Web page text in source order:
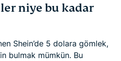
niye bu kadar
Shein’de 5 dolara gömlek,
bulmak mümkün. Bu